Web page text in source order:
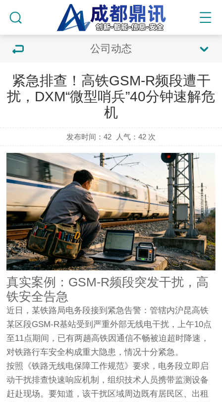
公司动态
紧急排查！高铁GSM-R频段遭干
扰，DXM“微型哨兵”40分钟速解危
机
发布时间：42 人气： 42 次
真实案例：GSM-R频段突发干扰，高
铁安全告急
近日，某铁路局电务段接到紧急告警：管辖内沪昆高铁
某区段GSM-R基站受到严重外部无线电干扰，上午10点
至11点期间，已有两趟高铁因通信不畅被迫超时降速，
对铁路行车安全构成重大隐患，情况十分紧急。
按照《铁路无线电保障工作规范》要求，电务段立即启
动干扰排查快速响应机制，组织技术人员携带监测设备
赶赴现场。要知道，该干扰区域周边既有居民区、出租